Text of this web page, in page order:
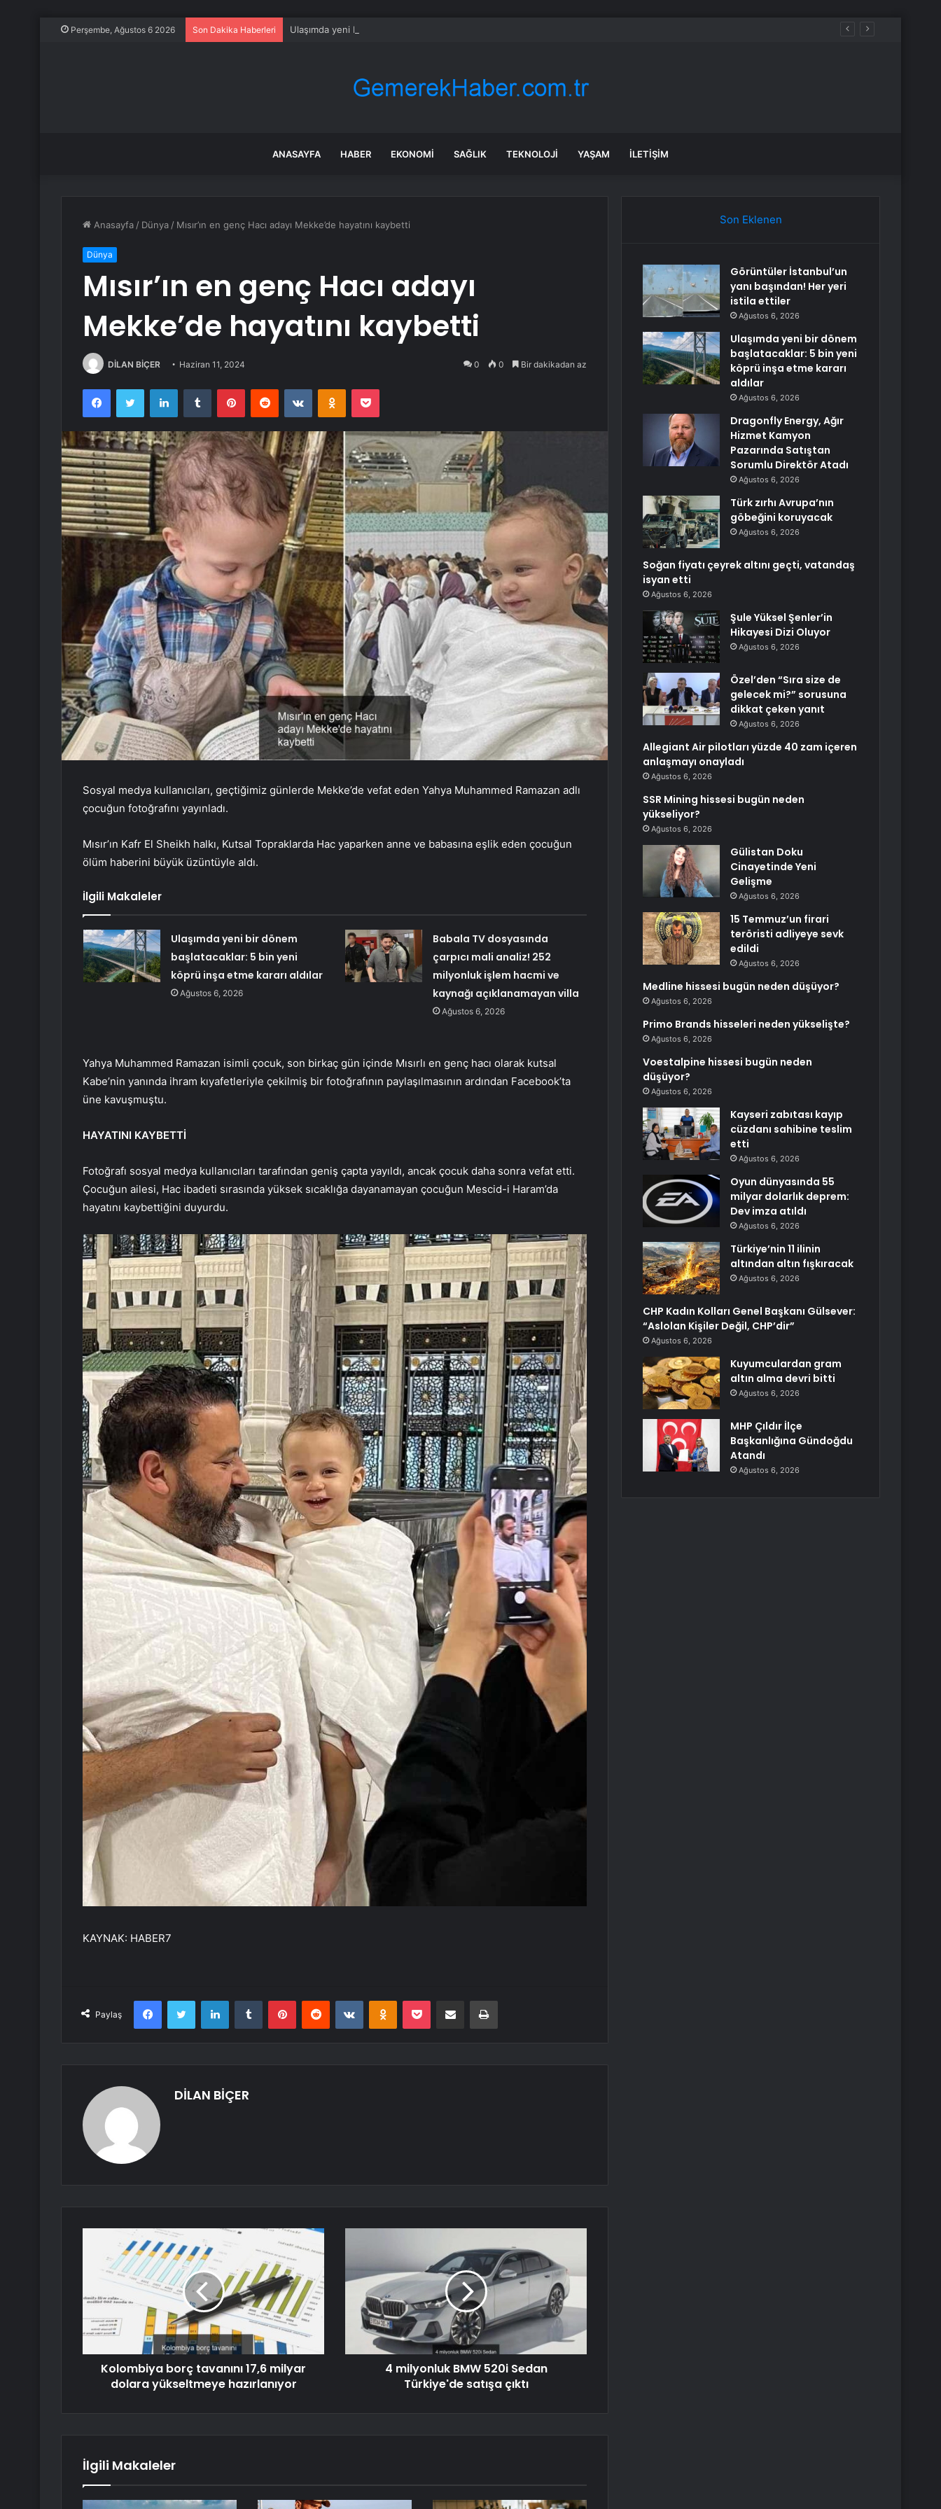
Perşembe, Ağustos 6 2026 Son Dakika Haberleri Ulaşımda yeni bir dönem başlatacaklar: 5 bin yeni köprü inşa etme kararı aldılar
ANASAYFA HABER EKONOMI SAĞLIK TEKNOLOJI YAŞAM İLETIŞIM
Anasayfa / Dünya / Mısır’ın en genç Hacı adayı Mekke’de hayatını kaybetti
Dünya
Mısır’ın en genç Hacı adayı
Mekke’de hayatını kaybetti
DİLAN BİÇER Haziran 11, 2024 0 0 Bir dakikadan az
FacebookTwitter LinkedInTumblr PinterestReddit VKontakteOdnoklassniki
Pocket
Sosyal medya kullanıcıları, geçtiğimiz günlerde Mekke’de vefat eden Yahya Muhammed Ramazan adlı
çocuğun fotoğrafını yayınladı.
Mısır’ın Kafr El Sheikh halkı, Kutsal Topraklarda Hac yaparken anne ve babasına eşlik eden çocuğun
ölüm haberini büyük üzüntüyle aldı.
İlgili Makaleler
Ulaşımda yeni bir dönem
başlatacaklar: 5 bin yeni
köprü inşa etme kararı aldılar
Ağustos 6, 2026
Babala TV dosyasında
çarpıcı mali analiz! 252
milyonluk işlem hacmi ve
kaynağı açıklanamayan villa
Ağustos 6, 2026
Yahya Muhammed Ramazan isimli çocuk, son birkaç gün içinde Mısırlı en genç hacı olarak kutsal
Kabe’nin yanında ihram kıyafetleriyle çekilmiş bir fotoğrafının paylaşılmasının ardından Facebook’ta
üne kavuşmuştu.
HAYATINI KAYBETTİ
Fotoğrafı sosyal medya kullanıcıları tarafından geniş çapta yayıldı, ancak çocuk daha sonra vefat etti.
Çocuğun ailesi, Hac ibadeti sırasında yüksek sıcaklığa dayanamayan çocuğun Mescid-i Haram’da
hayatını kaybettiğini duyurdu.
KAYNAK: HABER7
Paylaş
FacebookTwitter LinkedInTumblr PinterestReddit VKontakteOdnoklassniki
Pocket E-Posta ile paylaş Yazdır
DİLAN BİÇER
Kolombiya borç tavanını 17,6 milyar
dolara yükseltmeye hazırlanıyor
4 milyonluk BMW 520i Sedan
Türkiye'de satışa çıktı
İlgili Makaleler
Son Eklenen
Görüntüler İstanbul’un
yanı başından! Her yeri
istila ettiler
Ağustos 6, 2026
Ulaşımda yeni bir dönem
başlatacaklar: 5 bin yeni
köprü inşa etme kararı
aldılar
Ağustos 6, 2026
Dragonfly Energy, Ağır
Hizmet Kamyon
Pazarında Satıştan
Sorumlu Direktör Atadı
Ağustos 6, 2026
Türk zırhı Avrupa’nın
göbeğini koruyacak
Ağustos 6, 2026
Soğan fiyatı çeyrek altını geçti, vatandaş
isyan etti
Ağustos 6, 2026
Şule Yüksel Şenler’in
Hikayesi Dizi Oluyor
Ağustos 6, 2026
Özel’den “Sıra size de
gelecek mi?” sorusuna
dikkat çeken yanıt
Ağustos 6, 2026
Allegiant Air pilotları yüzde 40 zam içeren
anlaşmayı onayladı
Ağustos 6, 2026
SSR Mining hissesi bugün neden
yükseliyor?
Ağustos 6, 2026
Gülistan Doku
Cinayetinde Yeni
Gelişme
Ağustos 6, 2026
15 Temmuz’un firari
teröristi adliyeye sevk
edildi
Ağustos 6, 2026
Medline hissesi bugün neden düşüyor?
Ağustos 6, 2026
Primo Brands hisseleri neden yükselişte?
Ağustos 6, 2026
Voestalpine hissesi bugün neden
düşüyor?
Ağustos 6, 2026
Kayseri zabıtası kayıp
cüzdanı sahibine teslim
etti
Ağustos 6, 2026
Oyun dünyasında 55
milyar dolarlık deprem:
Dev imza atıldı
Ağustos 6, 2026
Türkiye’nin 11 ilinin
altından altın fışkıracak
Ağustos 6, 2026
CHP Kadın Kolları Genel Başkanı Gülsever:
“Aslolan Kişiler Değil, CHP’dir”
Ağustos 6, 2026
Kuyumculardan gram
altın alma devri bitti
Ağustos 6, 2026
MHP Çıldır İlçe
Başkanlığına Gündoğdu
Atandı
Ağustos 6, 2026